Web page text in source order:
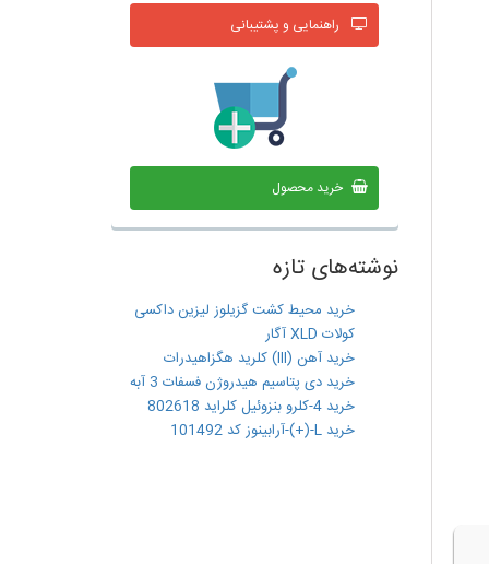
راهنمایی و پشتیبانی
خرید محصول
نوشته‌های تازه
خرید محیط کشت گزیلوز لیزین داکسی
کولات XLD آگار
خرید آهن (III) کلرید هگزاهیدرات
خرید دی پتاسیم هیدروژن فسفات 3 آبه
خرید 4-کلرو بنزوئیل کلراید 802618
خرید L-(+)-آرابینوز کد 101492